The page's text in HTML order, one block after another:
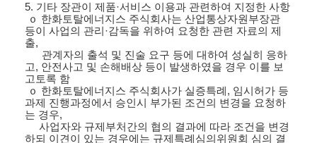
5. 기타 장관이 제품·서비스 이용과 관련하여 지정한 사항
ｏ 한화토탈에너지스 주식회사는 산업통상자원부장관
등이 사업의 관리·감독을 위하여 요청한 관련 자료의 제
출,
관계자의 출석 및 진술 요구 등에 대하여 성실히 응하
고, 안전사고 및 손해배상 등이 발생하였을 경우 이를 보
고토록 함
ｏ 한화토탈에너지스 주식회사가 실증특례, 임시허가 등
과제 진행과정에서 승인시 부가된 조건의 변경을 요청하
는 경우,
사업자와 규제부처간의 협의 결과에 따라 조건을 변경
하되 이견이 있는 경우에는 규제특례심의위원회 심의 결